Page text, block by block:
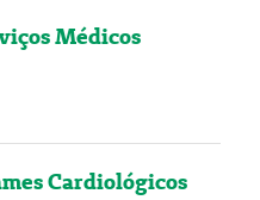
Médicos
Cardiológicos